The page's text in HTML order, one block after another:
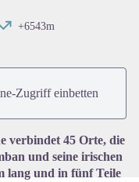
+6543m
Zugriff einbetten
verbindet 45 Orte, die
und seine irischen
lang und in fünf Teile